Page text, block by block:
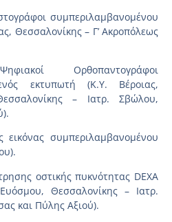
συμπεριλαμβανομένου
Θεσσαλονίκης – Γ’ Ακροπόλεως
Ορθοπαντογράφοι
εκτυπωτή (Κ.Υ. Βέροιας,
– Ιατρ. Σβώλου,
συμπεριλαμβανομένου
οστικής πυκνότητας DEXA
Θεσσαλονίκης – Ιατρ.
και Πύλης Αξιού).